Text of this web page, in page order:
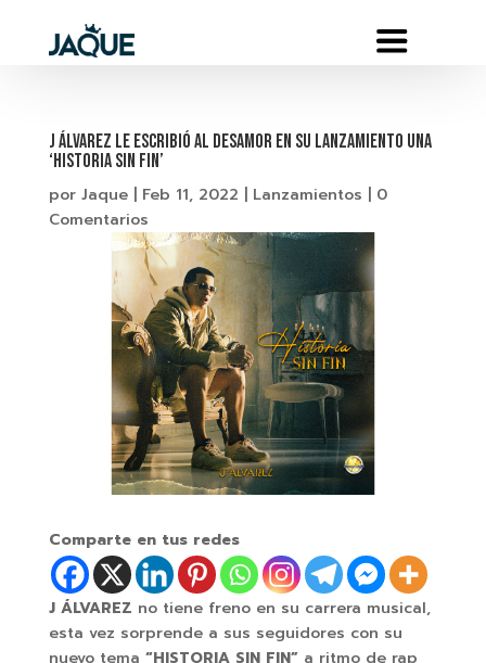
J ÁLVAREZ LE ESCRIBIÓ AL DESAMOR EN SU LANZAMIENTO UNA
‘HISTORIA SIN FIN’
por Jaque| Feb 11, 2022 Lanzamientos
0
Comentarios
Comparte en tus redes
J ÁLVAREZ no tiene freno en su carrera musical,
esta vez sorprende a sus seguidores con su